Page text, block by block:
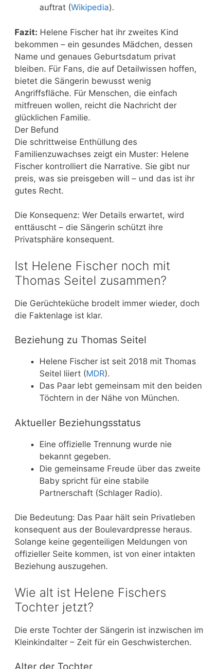
auftrat (Wikipedia).
Fazit: Helene Fischer hat ihr zweites Kind
bekommen – ein gesundes Mädchen, dessen
Name und genaues Geburtsdatum privat
bleiben. Für Fans, die auf Detailwissen hoffen,
bietet die Sängerin bewusst wenig
Angriffsfläche. Für Menschen, die einfach
mitfreuen wollen, reicht die Nachricht der
glücklichen Familie.
Der Befund
Die schrittweise Enthüllung des
Familienzuwachses zeigt ein Muster: Helene
Fischer kontrolliert die Narrative. Sie gibt nur
preis, was sie preisgeben will – und das ist ihr
gutes Recht.
Die Konsequenz: Wer Details erwartet, wird
enttäuscht – die Sängerin schützt ihre
Privatsphäre konsequent.
Ist Helene Fischer noch mit
Thomas Seitel zusammen?
Die Gerüchteküche brodelt immer wieder, doch
die Faktenlage ist klar.
Beziehung zu Thomas Seitel
Helene Fischer ist seit 2018 mit Thomas
Seitel liiert (MDR).
Das Paar lebt gemeinsam mit den beiden
Töchtern in der Nähe von München.
Aktueller Beziehungsstatus
Eine offizielle Trennung wurde nie
bekannt gegeben.
Die gemeinsame Freude über das zweite
Baby spricht für eine stabile
Partnerschaft (Schlager Radio).
Die Bedeutung: Das Paar hält sein Privatleben
konsequent aus der Boulevardpresse heraus.
Solange keine gegenteiligen Meldungen von
offizieller Seite kommen, ist von einer intakten
Beziehung auszugehen.
Wie alt ist Helene Fischers
Tochter jetzt?
Die erste Tochter der Sängerin ist inzwischen im
Kleinkindalter – Zeit für ein Geschwisterchen.
Alter der Tochter